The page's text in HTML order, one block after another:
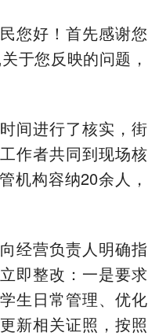
您好！首先感谢您
于您反映的问题，
间进行了核实，街
作者共同到现场核
机构容纳20余人，
经营负责人明确指
即整改：一是要求
生日常管理、优化
新相关证照，按照